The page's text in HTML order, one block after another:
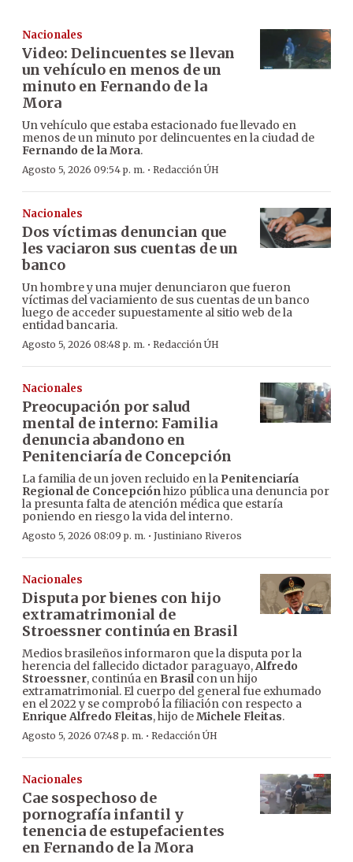
Nacionales
Video: Delincuentes se llevan
un vehículo en menos de un
minuto en Fernando de la
Mora
Un vehículo que estaba estacionado fue llevado en
menos de un minuto por delincuentes en la ciudad de
Fernando de la Mora.
Agosto 5, 2026 09:54 p. m. · Redacción ÚH
Nacionales
Dos víctimas denuncian que
les vaciaron sus cuentas de un
banco
Un hombre y una mujer denunciaron que fueron
víctimas del vaciamiento de sus cuentas de un banco
luego de acceder supuestamente al sitio web de la
entidad bancaria.
Agosto 5, 2026 08:48 p. m. · Redacción ÚH
Nacionales
Preocupación por salud
mental de interno: Familia
denuncia abandono en
Penitenciaría de Concepción
La familia de un joven recluido en la Penitenciaría
Regional de Concepciónhizo pública una denuncia por
la presunta falta de atención médica que estaría
poniendo en riesgo la vida del interno.
Agosto 5, 2026 08:09 p. m. · Justiniano Riveros
Nacionales
Disputa por bienes con hijo
extramatrimonial de
Stroessner continúa en Brasil
Medios brasileños informaron que la disputa por la
herencia del fallecido dictador paraguayo,Alfredo
Stroessner, continúa en Brasilcon un hijo
extramatrimonial. El cuerpo del general fue exhumado
en el 2022 y se comprobó la filiación con respecto a
Enrique Alfredo Fleitas, hijo deMichele Fleitas.
Agosto 5, 2026 07:48 p. m. · Redacción ÚH
Nacionales
Cae sospechoso de
pornografía infantil y
tenencia de estupefacientes
en Fernando de la Mora